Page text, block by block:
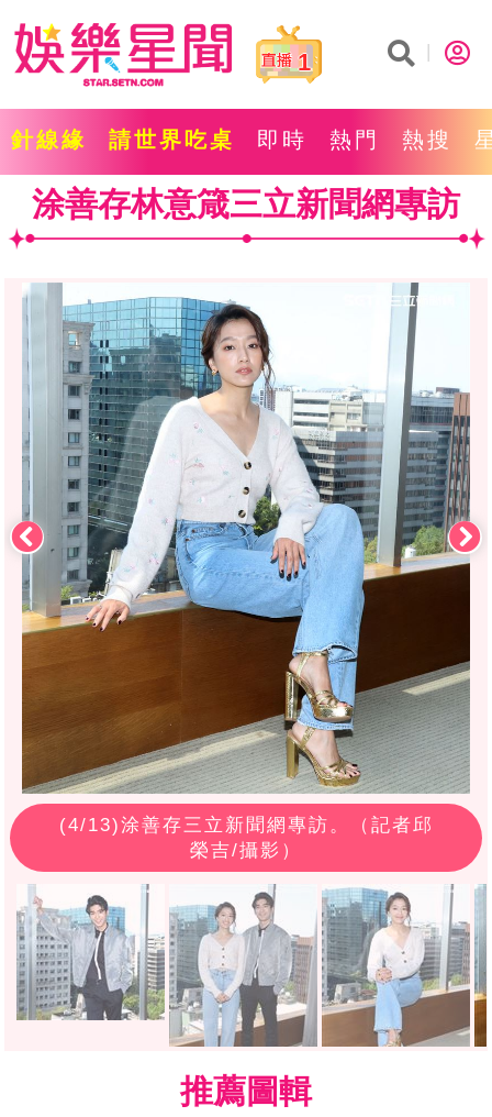
1
針線緣 請世界吃桌 即時 熱門 熱搜
涂善存林意箴三立新聞網專訪
(4/13)涂善存三立新聞網專訪。（記者邱
榮吉/攝影）
推薦圖輯